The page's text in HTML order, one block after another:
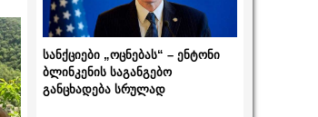
სანქციები „ოცნებას“ – ენტონი
ბლინკენის საგანგებო
განცხადება სრულად